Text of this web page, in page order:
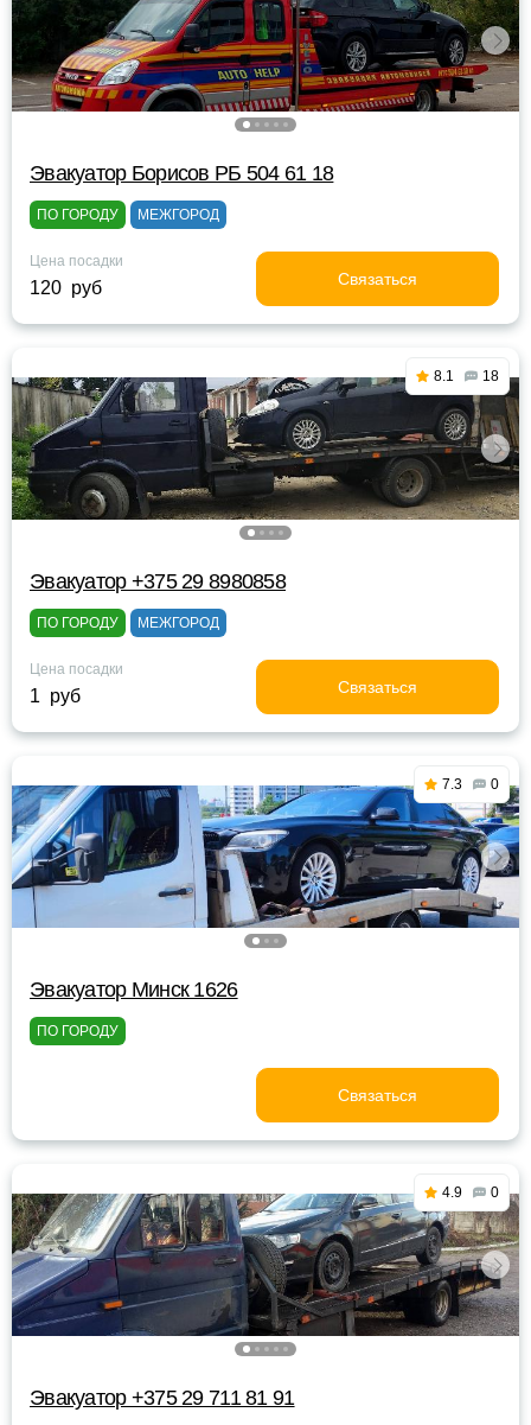
Эвакуатор Борисов РБ 504 61 18
ПО ГОРОДУ МЕЖГОРОД
Цена посадки
120 руб Связаться
8.1 18
Эвакуатор +375 29 8980858
ПО ГОРОДУ МЕЖГОРОД
Цена посадки
1 руб Связаться
7.3 0
Эвакуатор Минск 1626
ПО ГОРОДУ
Связаться
4.9 0
Эвакуатор +375 29 711 81 91